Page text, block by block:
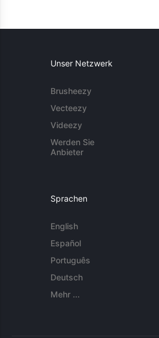
Unser Netzwerk
Brusheezy
Vecteezy
Videezy
Werden Sie
Anbieter
Sprachen
English
Español
Português
Deutsch
Mehr ...